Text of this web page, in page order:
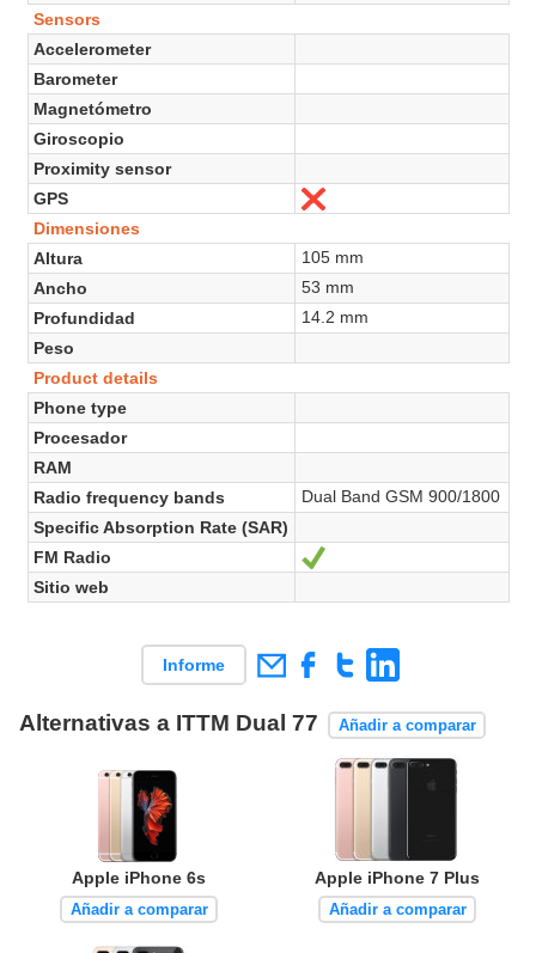
Sensors
Accelerometer
Barometer
Magnetómetro
Giroscopio
Proximity sensor
GPS
No
Dimensiones
Altura
105 mm
Ancho
53 mm
Profundidad
14.2 mm
Peso
Product details
Phone type
Procesador
RAM
Radio frequency bands
Dual Band GSM 900/1800
Specific Absorption Rate (SAR)
FM Radio
Sí
Sitio web
Informe
Alternativas a ITTM Dual 77 Añadir a comparar
Apple iPhone 6s
Añadir a comparar
Apple iPhone 7 Plus
Añadir a comparar